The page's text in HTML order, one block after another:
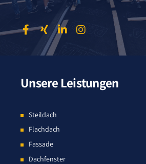
Unsere Leistungen
Steildach
Flachdach
Fassade
Dachfenster